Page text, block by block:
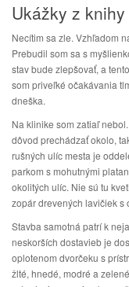
Ukážky z knihy
Necítim sa zle. Vzhľadom
Prebudil som sa s
stav bude zlepšovať, a
som priveľké očakávania
dneška.
Na klinike som zatiaľ
dôvod prechádzať okolo,
rušných ulíc mesta je
parkom s mohutnými
okolitých ulíc. Nie sú tu
zopár drevených lavičiek s
Stavba samotná patrí k
neskorších dostavieb je
oplotenom dvorčeku s
žlté, hnedé, modré a